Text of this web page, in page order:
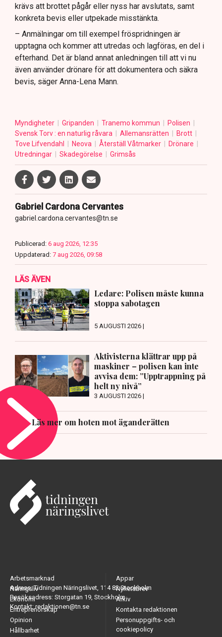
krävs att brottet pågår eller nyss har avslutats, samt
konkreta bevis eller utpekade misstänkta.
– Anmälningar om till exempel fröspridningen är
upptagna och kommer att utredas och lagföras, en del i
efterhand. Det är bland annat anledningen till att vi nu
även använder drönare för att dokumentera och säkra
bevis, säger Anna-Lena Mann.
Myndigheter Gripanden Tranemo kommun
Polisen
Svensk Torv : en naturlig råvara
Allemansrätten
Brott
Tove Lifvendahl
Neova Återställ Våtmarker
Drönare
Utredningar
Skadegörelse Grimsås
Gabriel Cardona Cervantes
gabriel.cardona.cervantes@tn.se
Publicerad: 6 aug 2026, 12:35
Uppdaterad: 7 aug 2026, 09:58
LÄS ÄVEN
Ledare: Polisen måste kunna
stoppa sabotagen
5 AUGUSTI 2026 |
Aktivisterna klättrar upp på
maskiner – polisen kan inte
avvisa dem: ”Upptrappning på
helt ny nivå”
3 AUGUSTI 2026 |
Läs mer om hoten mot äganderätten
Adress: Tidningen Näringslivet, 114 82 Stockholm
Besöksadress: Storgatan 19, Stockholm
Kontakt: redaktionen@tn.se
Arbetsmarknad
Näringsliv
Ekonomi
Entreprenörskap
Opinion
Hållbarhet
Appar
Nyhetsbrev
Arkiv
Kontakta redaktionen
Personuppgifts- och
cookiepolicy